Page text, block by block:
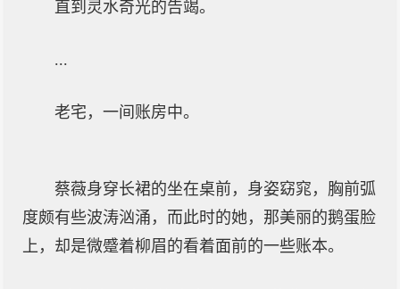
直到灵水奇光的告竭。
...
老宅，一间账房中。
蔡薇身穿长裙的坐在桌前，身姿窈窕，胸前弧
度颇有些波涛汹涌，而此时的她，那美丽的鹅蛋脸
上，却是微蹙着柳眉的看着面前的一些账本。